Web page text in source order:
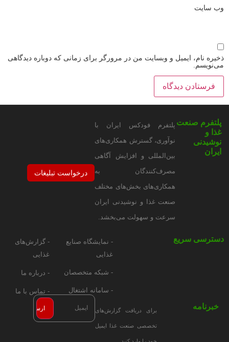
وب‌ سایت
ذخیره نام، ایمیل و وبسایت من در مرورگر برای زمانی که دوباره دیدگاهی
می‌نویسم.
پلتفرم صنعت
غذا و
نوشیدنی
ایران
پلتفرم فودکس ایران با
نوآوری، گسترش همکاری‌های
بین‌المللی و افزایش آگاهی
مصرف‌کنندگان به
همکاری‌های بخش‌های مختلف
صنعت غذا و نوشیدنی ایران
سرعت و سهولت می‌بخشد.
درخواست تبلیغات
دسترسی سریع
- نمایشگاه صنایع
غذایی
- شبکه متخصصان
- سامانه اشتغال
- گزارش‌های
غذایی
- درباره ما
- تماس با ما
خبرنامه برای دریافت گزارش‌های
تخصصی صنعت غذا ایمیل